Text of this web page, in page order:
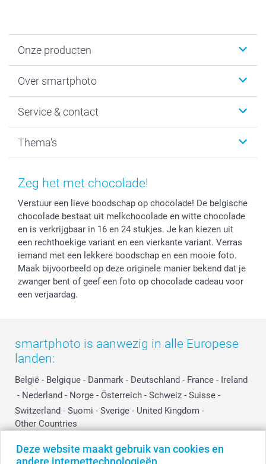
Deze website maakt gebruik van cookies en
andere internettechnologieën
Onze producten
Fotoboeken
Fotocadeaus
Kaarten
Over smartphoto
Vacatures
Bestelproces
Herroepingsrecht
Privacy
Cookiebeleid
Reviews
Prijslijst
Investor Relations
Service & contact
Tevredenheidsgarantie
Mijn orderstatus
smartbonus
smartfriends
service@smartphoto.nl
Affiliate partnerprogramma
Partnerships
Influencer partnerprogramma
Thema's
Baby
Moederdag
Vaderdag
Huwelijk
Zeg het met chocolade!
Verstuur een lieve boodschap op chocolade! De belgische
chocolade bestaat uit melkchocolade en witte chocolade
en is verkrijgbaar in 16 en 24 stukjes. Je kan kiezen uit
een rechthoekige variant en een vierkante variant. Verras
iemand met een lekkere boodschap en een mooie foto.
Maak bijvoorbeeld op deze originele manier bekend dat je
zwanger bent of geef een foto op chocolade cadeau voor
een verjaardag.
smartphoto is aanwezig in alle Europese
landen:
België - Belgique - Danmark - Deutschland - France - Ireland
- Nederland - Norge - Österreich - Schweiz - Suisse -
Switzerland - Suomi - Sverige - United Kingdom -
Other Countries